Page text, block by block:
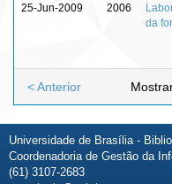
25-Jun-2009 2006
da
< Anterior
Universidade de Brasília -
Coordenadoria de Gestão da
(61) 3107-2683